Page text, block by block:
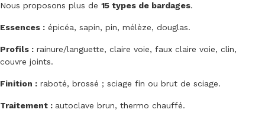
Nous proposons plus de 15 types de bardages.
Essences : épicéa, sapin, pin, mélèze, douglas.
Profils : rainure/languette, claire voie, faux claire voie, clin,
couvre joints.
Finition : raboté, brossé ; sciage fin ou brut de sciage.
Traitement : autoclave brun, thermo chauffé.